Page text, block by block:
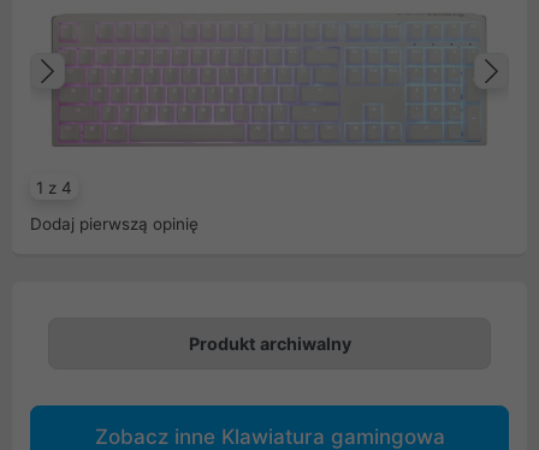
1 z 4
Poprzedni
Dodaj pierwszą opinię
Produkt archiwalny
Zobacz inne Klawiatura gamingowa